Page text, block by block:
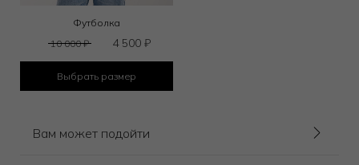
Футболка
10 000₽ 4 500₽
Выбрать размер
Вам может подойти